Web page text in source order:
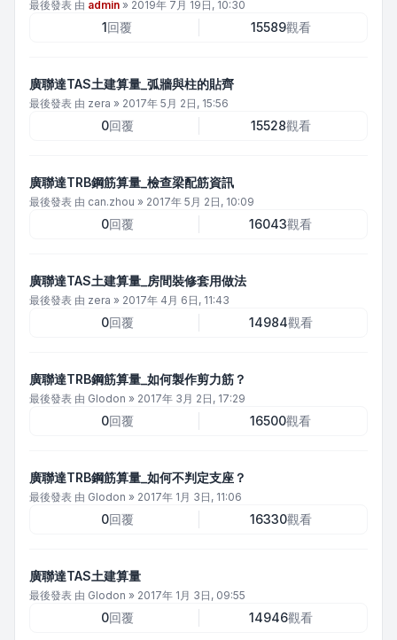
最後發表 由 admin » 2019年 7月 19日, 10:30
1回覆 15589觀看
廣聯達TAS土建算量_弧牆與柱的貼齊
最後發表 由 zera » 2017年 5月 2日, 15:56
0回覆 15528觀看
廣聯達TRB鋼筋算量_檢查梁配筋資訊
最後發表 由 can.zhou » 2017年 5月 2日, 10:09
0回覆 16043觀看
廣聯達TAS土建算量_房間裝修套用做法
最後發表 由 zera » 2017年 4月 6日, 11:43
0回覆 14984觀看
廣聯達TRB鋼筋算量_如何製作剪力筋？
最後發表 由 Glodon » 2017年 3月 2日, 17:29
0回覆 16500觀看
廣聯達TRB鋼筋算量_如何不判定支座？
最後發表 由 Glodon » 2017年 1月 3日, 11:06
0回覆 16330觀看
廣聯達TAS土建算量
最後發表 由 Glodon » 2017年 1月 3日, 09:55
0回覆 14946觀看